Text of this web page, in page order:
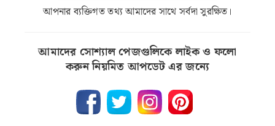
আপনার ব্যক্তিগত তথ্য আমাদের সাথে সর্বদা সুরক্ষিত।
আমাদের সোশ্যাল পেজগুলিকে লাইক ও ফলো
করুন নিয়মিত আপডেট এর জন্যে